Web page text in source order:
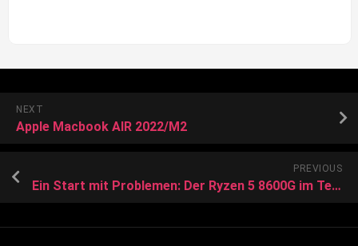
NEXT
Apple Macbook AIR 2022/M2
PREVIOUS
Ein Start mit Problemen: Der Ryzen 5 8600G im Test